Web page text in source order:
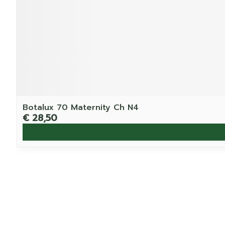
Botalux 70 Maternity Ch N4
€ 28,50